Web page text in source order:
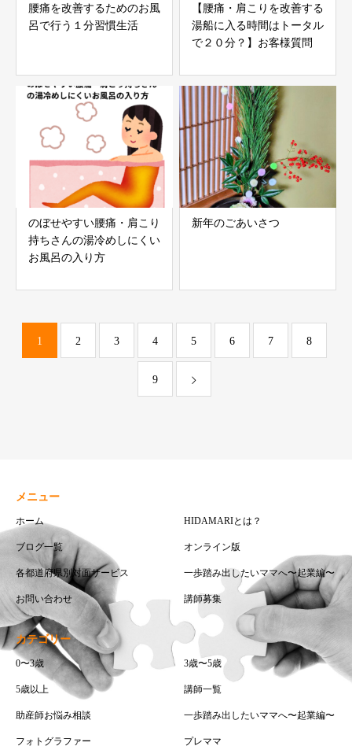
腰痛を改善するためのお風
呂で行う１分習慣生活
【腰痛・肩こりを改善する
湯船に入る時間はトータル
で２０分？】お客様質問
のぼせやすい腰痛・肩こり
持ちさんの湯冷めしにくい
お風呂の入り方
新年のごあいさつ
1 2 3 4 5 6 7 8
9
メニュー
ホーム HIDAMARIとは？
ブログ一覧 オンライン版
各都道府県別対面サービス 一歩踏み出したいママへ〜起業編〜
お問い合わせ 講師募集
カテゴリー
0〜3歳 3歳〜5歳
5歳以上 講師一覧
助産師お悩み相談 一歩踏み出したいママへ〜起業編〜
フォトグラファー プレママ